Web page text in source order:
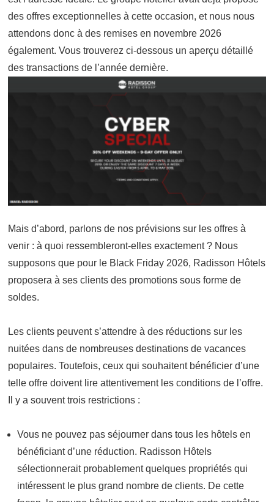
des offres exceptionnelles à cette occasion, et nous nous
attendons donc à des remises en novembre 2026
également. Vous trouverez ci-dessous un aperçu détaillé
des transactions de l’année dernière.
Mais d’abord, parlons de nos prévisions sur les offres à
venir : à quoi ressembleront-elles exactement ? Nous
supposons que pour le Black Friday 2026, Radisson Hôtels
proposera à ses clients des promotions sous forme de
soldes.
Les clients peuvent s’attendre à des réductions sur les
nuitées dans de nombreuses destinations de vacances
populaires. Toutefois, ceux qui souhaitent bénéficier d’une
telle offre doivent lire attentivement les conditions de l’offre.
Il y a souvent trois restrictions :
Vous ne pouvez pas séjourner dans tous les hôtels en
bénéficiant d’une réduction. Radisson Hôtels
sélectionnerait probablement quelques propriétés qui
intéressent le plus grand nombre de clients. De cette